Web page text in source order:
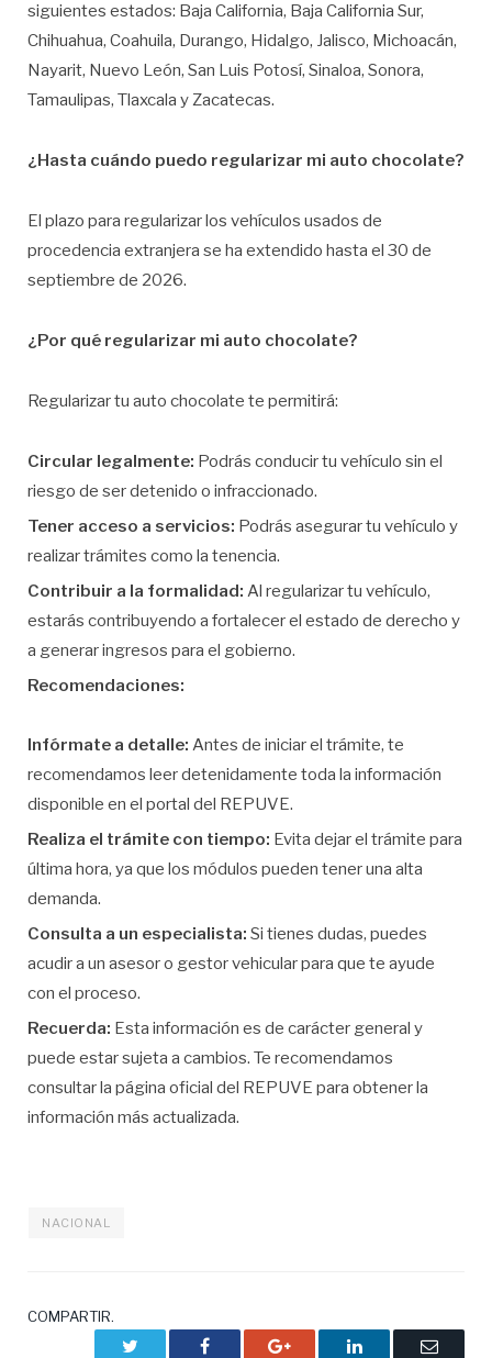
siguientes estados: Baja California, Baja California Sur,
Chihuahua, Coahuila, Durango, Hidalgo, Jalisco, Michoacán,
Nayarit, Nuevo León, San Luis Potosí, Sinaloa, Sonora,
Tamaulipas, Tlaxcala y Zacatecas.
¿Hasta cuándo puedo regularizar mi auto chocolate?
El plazo para regularizar los vehículos usados de
procedencia extranjera se ha extendido hasta el 30 de
septiembre de 2026.
¿Por qué regularizar mi auto chocolate?
Regularizar tu auto chocolate te permitirá:
Circular legalmente: Podrás conducir tu vehículo sin el
riesgo de ser detenido o infraccionado.
Tener acceso a servicios: Podrás asegurar tu vehículo y
realizar trámites como la tenencia.
Contribuir a la formalidad: Al regularizar tu vehículo,
estarás contribuyendo a fortalecer el estado de derecho y
a generar ingresos para el gobierno.
Recomendaciones:
Infórmate a detalle: Antes de iniciar el trámite, te
recomendamos leer detenidamente toda la información
disponible en el portal del REPUVE.
Realiza el trámite con tiempo: Evita dejar el trámite para
última hora, ya que los módulos pueden tener una alta
demanda.
Consulta a un especialista: Si tienes dudas, puedes
acudir a un asesor o gestor vehicular para que te ayude
con el proceso.
Recuerda: Esta información es de carácter general y
puede estar sujeta a cambios. Te recomendamos
consultar la página oficial del REPUVE para obtener la
información más actualizada.
NACIONAL
COMPARTIR.
Facebook Google+ LinkedIn
Correo